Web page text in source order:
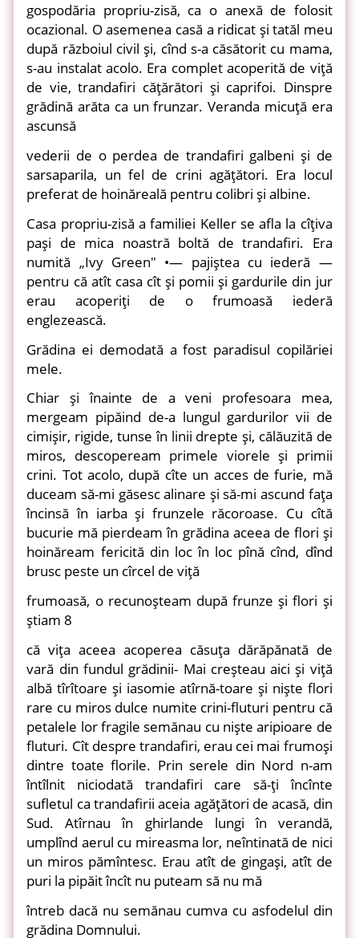
gospodăria propriu-zisă, ca o anexă de folosit
ocazional. O asemenea casă a ridicat şi tatăl meu
după războiul civil şi, cînd s-a căsătorit cu mama,
s-au instalat acolo. Era complet acoperită de viţă
de vie, trandafiri căţărători şi caprifoi. Dinspre
grădină arăta ca un frunzar. Veranda micuţă era
ascunsă
vederii de o perdea de trandafiri galbeni şi de
sarsaparila, un fel de crini agăţători. Era locul
preferat de hoinăreală pentru colibri şi albine.
Casa propriu-zisă a familiei Keller se afla la cîţiva
paşi de mica noastră boltă de trandafiri. Era
numită „Ivy Green" •— pajiştea cu iederă —
pentru că atît casa cît şi pomii şi gardurile din jur
erau acoperiţi de o frumoasă iederă
englezească.
Grădina ei demodată a fost paradisul copilăriei
mele.
Chiar şi înainte de a veni profesoara mea,
mergeam pipăind de-a lungul gardurilor vii de
cimişir, rigide, tunse în linii drepte şi, călăuzită de
miros, descopeream primele viorele şi primii
crini. Tot acolo, după cîte un acces de furie, mă
duceam să-mi găsesc alinare şi să-mi ascund faţa
încinsă în iarba şi frunzele răcoroase. Cu cîtă
bucurie mă pierdeam în grădina aceea de flori şi
hoinăream fericită din loc în loc pînă cînd, dînd
brusc peste un cîrcel de viţă
frumoasă, o recunoşteam după frunze şi flori şi
ştiam 8
că viţa aceea acoperea căsuţa dărăpănată de
vară din fundul grădinii- Mai creşteau aici şi viţă
albă tîrîtoare şi iasomie atîrnă-toare şi nişte flori
rare cu miros dulce numite crini-fluturi pentru că
petalele lor fragile semănau cu nişte aripioare de
fluturi. Cît despre trandafiri, erau cei mai frumoşi
dintre toate florile. Prin serele din Nord n-am
întîlnit niciodată trandafiri care să-ţi încînte
sufletul ca trandafirii aceia agăţători de acasă, din
Sud. Atîrnau în ghirlande lungi în verandă,
umplînd aerul cu mireasma lor, neîntinată de nici
un miros pămîntesc. Erau atît de gingaşi, atît de
puri la pipăit încît nu puteam să nu mă
întreb dacă nu semănau cumva cu asfodelul din
grădina Domnului.